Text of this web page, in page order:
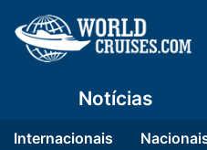
Notícias
Internacionais